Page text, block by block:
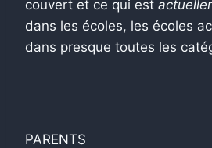
couvert et ce qui est
dans les écoles, les écoles
dans presque toutes les
PARENTS